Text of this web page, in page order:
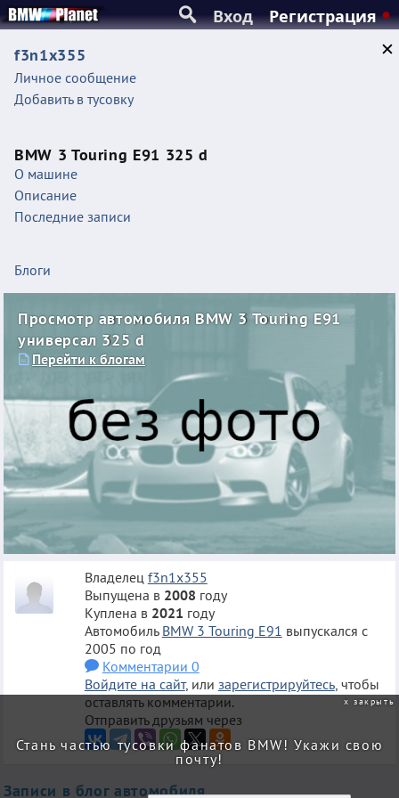
Вход Регистрация
f3n1x355
Личное сообщение
Добавить в тусовку
BMW 3 Touring E91 325 d
О машине
Описание
Последние записи
Блоги
Просмотр автомобиля BMW 3 Touring E91
универсал 325 d
Перейти к блогам
Владелец f3n1x355
Выпущена в 2008 году
Куплена в 2021 году
Автомобиль BMW 3 Touring E91 выпускался с
2005 по год
Комментарии 0
Войдите на сайт, или зарегистрируйтесь, чтобы
оставлять комментарии.
Отправить друзьям через
Записи в блог автомобиля
закрыть
Стань частью тусовки фанатов BMW! Укажи свою
почту!